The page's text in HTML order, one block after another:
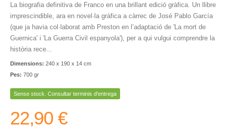
La biografia definitiva de Franco en una brillant edició gràfica. Un llibre
imprescindible, ara en novel·la gràfica a càrrec de José Pablo García
(que ja havia col·laborat amb Preston en l’adaptació de 'La mort de
Guernica' i 'La Guerra Civil espanyola'), per a qui vulgui comprendre la
història rece...
Dimensions: 240 x 190 x 14 cm
Pes: 700 gr
Sense stock. Consultar terminis d'entrega
22,90 €